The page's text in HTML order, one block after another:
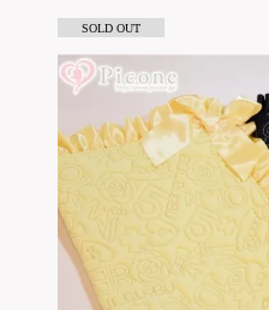
SOLD OUT